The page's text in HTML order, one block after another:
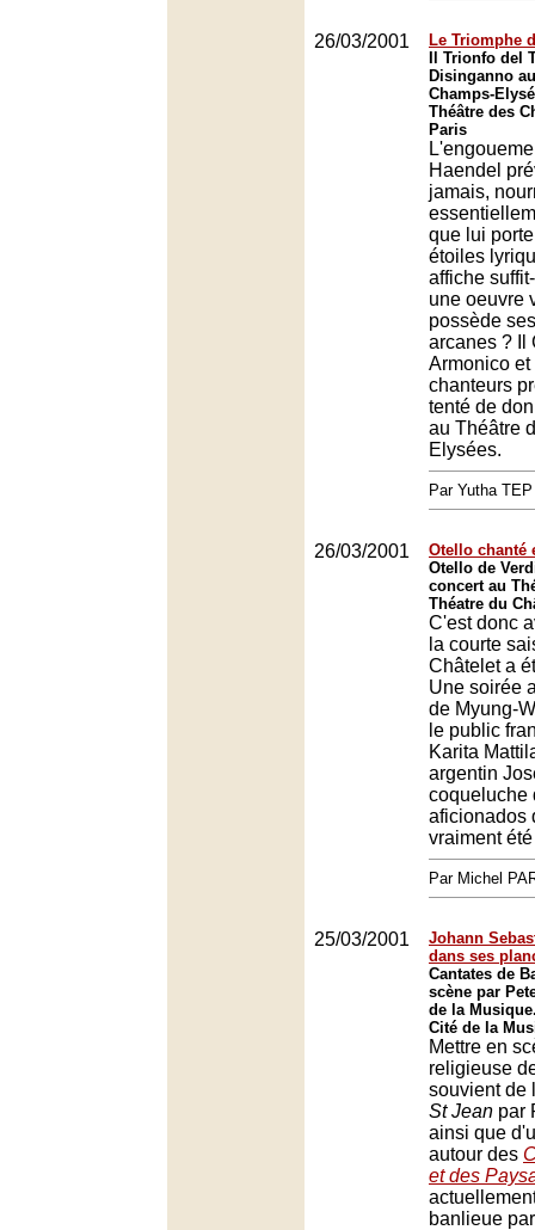
26/03/2001
Le Triomphe
Il Trionfo del
Disinganno
Champs-
Théâtre des
Paris
Haendel
jamais,
que lui
étoiles
affiche
une oeuvre
possède
arcanes ? Il
Armonico
chanteurs
tenté de
au Théâtre
Elysées.
Par Yutha TEP
26/03/2001
Otello chanté
Otello de
concert au
Théatre du
C'est donc
la courte
Châtelet a
Une soirée
de Myung-
le public
Karita
argentin
coqueluche
aficionados
vraiment
Par Michel
25/03/2001
Johann
dans ses
Cantates de
scène par
de la
Cité de la
Mettre en
religieuse
souvient de
St Jean par
ainsi que
autour des
et des
banlieue